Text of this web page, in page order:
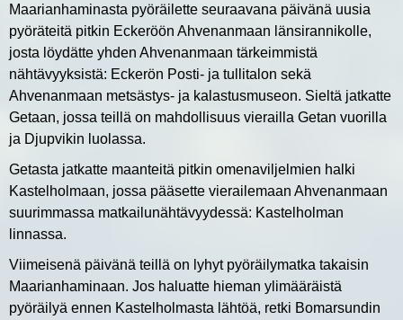
Maarianhaminasta pyöräilette seuraavana päivänä uusia
pyöräteitä pitkin Eckeröön Ahvenanmaan länsirannikolle,
josta löydätte yhden Ahvenanmaan tärkeimmistä
nähtävyyksistä: Eckerön Posti- ja tullitalon sekä
Ahvenanmaan metsästys- ja kalastusmuseon. Sieltä jatkatte
Getaan, jossa teillä on mahdollisuus vierailla Getan vuorilla
ja Djupvikin luolassa.
Getasta jatkatte maanteitä pitkin omenaviljelmien halki
Kastelholmaan, jossa pääsette vierailemaan Ahvenanmaan
suurimmassa matkailunähtävyydessä: Kastelholman
linnassa.
Viimeisenä päivänä teillä on lyhyt pyöräilymatka takaisin
Maarianhaminaan. Jos haluatte hieman ylimääräistä
pyöräilyä ennen Kastelholmasta lähtöä, retki Bomarsundin